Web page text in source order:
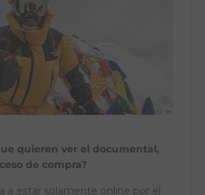
quieren ver el documental,
de compra?
a estar solamente online por el